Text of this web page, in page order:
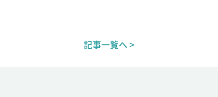
記事一覧へ >